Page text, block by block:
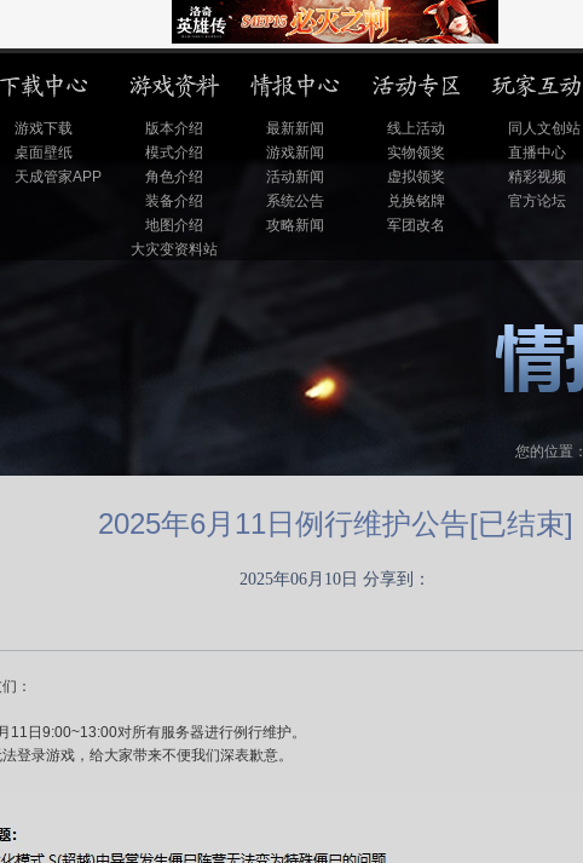
游戏下载
桌面壁纸
天成管家APP
版本介绍
模式介绍
角色介绍
装备介绍
地图介绍
大灾变资料站
最新新闻
游戏新闻
活动新闻
系统公告
攻略新闻
线上活动
实物领奖
虚拟领奖
兑换铭牌
军团改名
同人文创站
直播中心
精彩视频
官方论坛
您的位置：
2025年6月11日例行维护公告[已结束]
2025年06月10日 分享到：
：
11日9:00~13:00对所有服务器进行例行维护。
登录游戏，给大家带来不便我们深表歉意。